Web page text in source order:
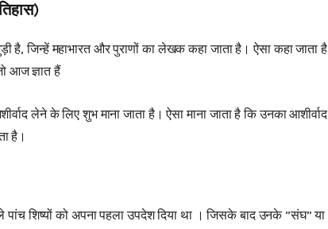
है, जिन्हें महाभारत और पुराणों का लेखक कहा जाता है। ऐसा कहा जाता है
आज ज्ञात हैं
लेने के लिए शुभ माना जाता है। ऐसा माना जाता है कि उनका आशीर्वाद
है।
शिष्यों को अपना पहला उपदेश दिया था । जिसके बाद उनके ”संघ” या